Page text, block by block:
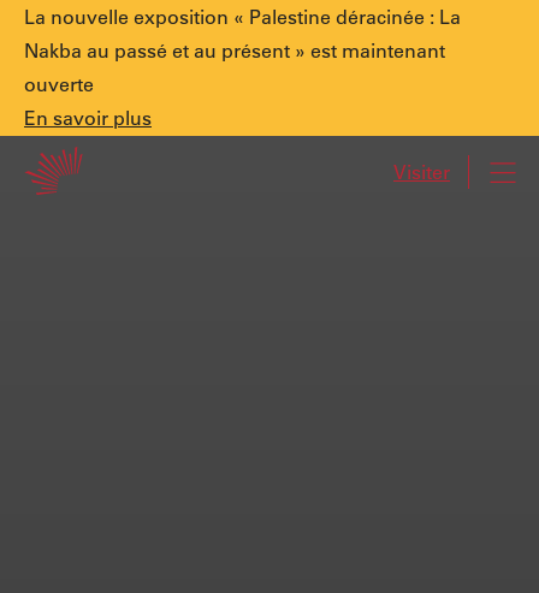
Annonce
spéciale.
La nouvelle exposition « Palestine déracinée : La
Nakba au passé et au présent » est maintenant
ouverte
En
savoir
plus
En savoir plus
Accueil Visiter